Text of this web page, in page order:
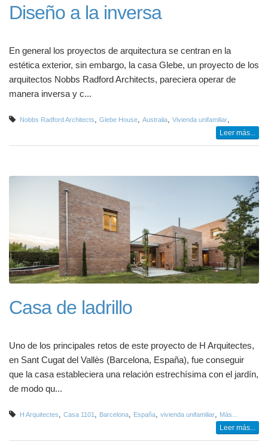
Diseño a la inversa
En general los proyectos de arquitectura se centran en la
estética exterior, sin embargo, la casa Glebe, un proyecto de los
arquitectos Nobbs Radford Architects, pareciera operar de
manera inversa y c...
Nobbs Radford Architects Glebe House Australia Vivienda unifamiliar
Leer más...
Casa de ladrillo
Uno de los principales retos de este proyecto de H Arquitectes,
en Sant Cugat del Vallès (Barcelona, España), fue conseguir
que la casa estableciera una relación estrechísima con el jardín,
de modo qu...
H Arquitectes, Casa 1101 , Barcelona, España, vivienda unifamiliar, Más...
Leer más...